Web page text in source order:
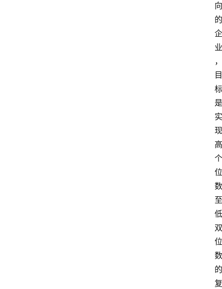
向
的
企
业
，
目
标
是
实
现
高
个
位
数
至
低
双
位
数
的
复